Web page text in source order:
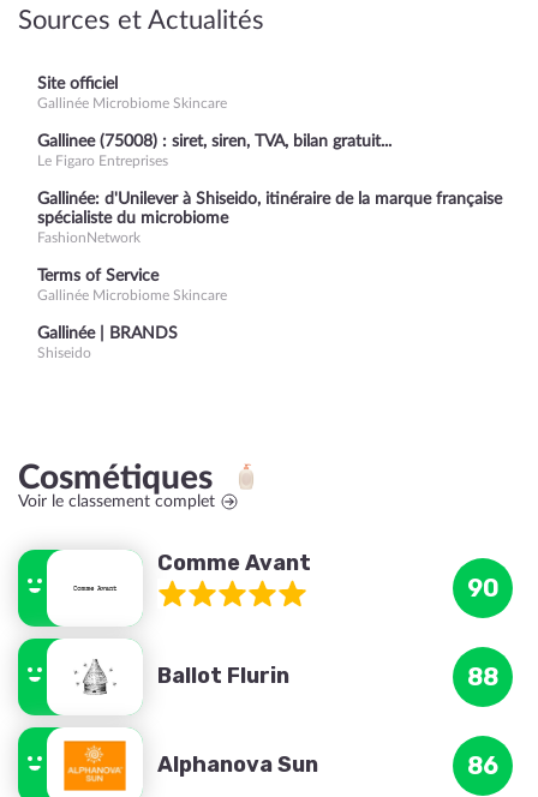
Sources et Actualités
Site officiel
Gallinée Microbiome Skincare
Gallinee (75008) : siret, siren, TVA, bilan gratuit...
Le Figaro Entreprises
Gallinée: d'Unilever à Shiseido, itinéraire de la marque française
spécialiste du microbiome
FashionNetwork
Terms of Service
Gallinée Microbiome Skincare
Gallinée | BRANDS
Shiseido
Cosmétiques
Voir le classement complet
Comme Avant
90
Ballot Flurin 88
Alphanova Sun 86